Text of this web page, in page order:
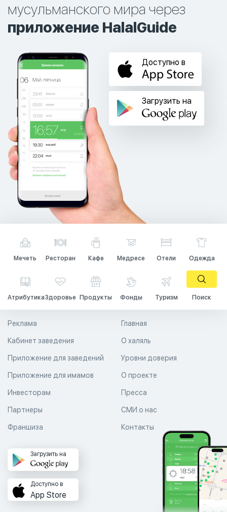
мусульманского мира через
приложение HalalGuide
Доступно в
Загрузить на
Мечеть Ресторан Кафе Медресе Отели Одежда
АтрибутикаЗдоровье Продукты Фонды Туризм Поиск
Главная
О халяль
Уровни доверия
Реклама
Кабинет заведения
Приложение для заведений
Приложение для имамов О проекте
Пресса
СМИ о нас
Контакты
Инвесторам
Партнеры
Франшиза
Загрузить на
Доступно в
App Store